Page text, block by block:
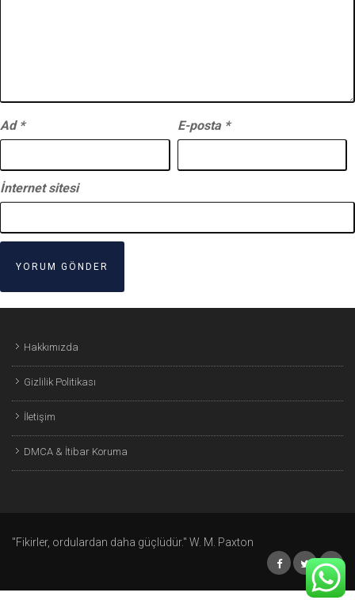
Ad * E-posta *
İnternet sitesi
Hakkımızda
Gizlilik Politikası
İletişim
DMCA & İtibar Koruma
"Fikirler, ordulardan daha güçlüdür." W. M. Paxton